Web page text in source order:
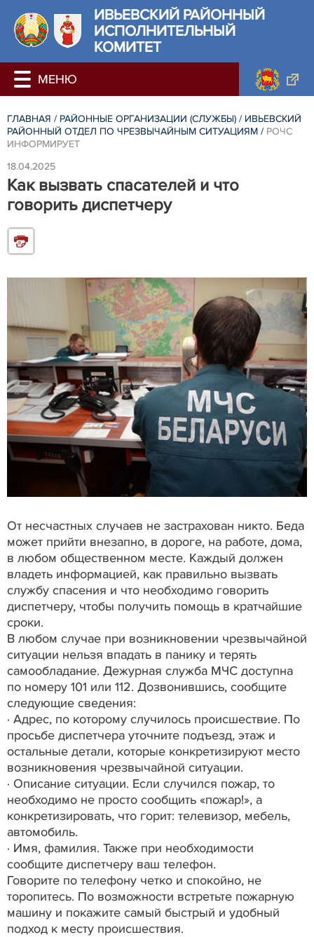
ИВЬЕВСКИЙ РАЙОННЫЙ
ИСПОЛНИТЕЛЬНЫЙ
КОМИТЕТ
ГЛАВНАЯ / РАЙОННЫЕ ОРГАНИЗАЦИИ (СЛУЖБЫ) / ИВЬЕВСКИЙ
РАЙОННЫЙ ОТДЕЛ ПО ЧРЕЗВЫЧАЙНЫМ СИТУАЦИЯМ / РОЧС
ИНФОРМИРУЕТ
18.04.2025
Как вызвать спасателей и что
говорить диспетчеру
От несчастных случаев не застрахован никто. Беда
может прийти внезапно, в дороге, на работе, дома,
в любом общественном месте. Каждый должен
владеть информацией, как правильно вызвать
службу спасения и что необходимо говорить
диспетчеру, чтобы получить помощь в кратчайшие
сроки.
В любом случае при возникновении чрезвычайной
ситуации нельзя впадать в панику и терять
самообладание. Дежурная служба МЧС доступна
по номеру 101 или 112. Дозвонившись, сообщите
следующие сведения:
· Адрес, по которому случилось происшествие. По
просьбе диспетчера уточните подъезд, этаж и
остальные детали, которые конкретизируют место
возникновения чрезвычайной ситуации.
· Описание ситуации. Если случился пожар, то
необходимо не просто сообщить «пожар!», а
конкретизировать, что горит: телевизор, мебель,
автомобиль.
· Имя, фамилия. Также при необходимости
сообщите диспетчеру ваш телефон.
Говорите по телефону четко и спокойно, не
торопитесь. По возможности встретьте пожарную
машину и покажите самый быстрый и удобный
подход к месту происшествия.